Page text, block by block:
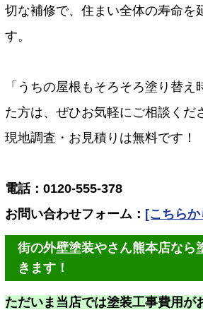
切な補修で、住まい全体の寿命を
す。
「うちの屋根もそろそろ塗り替
た方は、ぜひお気軽にご相談くだ
現地調査・お見積りは無料です！
電話：0120-555-378
お問い合わせフォーム： [こちらか
街の外壁塗装やさん熊本店なら
きます！
ただいま当店では塗装工事費用が